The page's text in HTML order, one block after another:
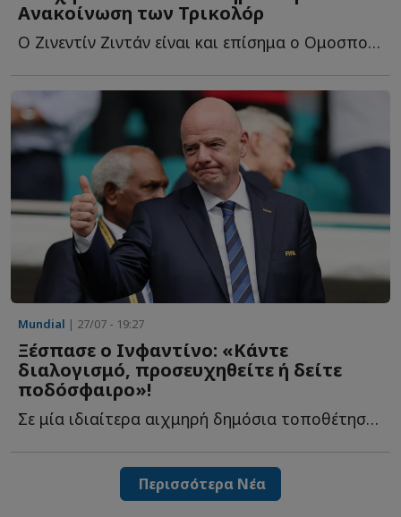
Ανακοίνωση των Τρικολόρ
Ο Ζινεντίν Ζιντάν είναι και επίσημα ο Ομοσπονδιακός π...
Mundial | 27/07 - 19:27
Ξέσπασε ο Ινφαντίνο: «Κάντε
διαλογισμό, προσευχηθείτε ή δείτε
ποδόσφαιρο»!
Σε μία ιδιαίτερα αιχμηρή δημόσια τοποθέτηση προχώρησε ο...
Περισσότερα Νέα